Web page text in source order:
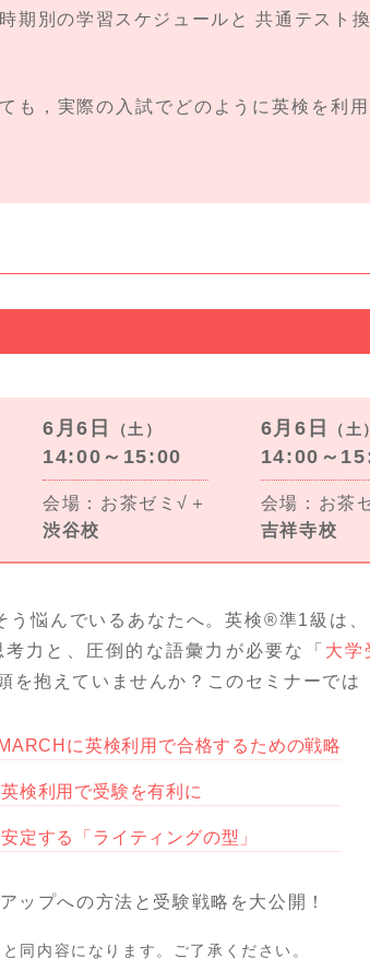
期別の学習スケジュールと 共通テスト
，実際の入試でどのように英検を利
6月6日 （土）
14:00～15:00
会場：お茶ゼミ√＋
渋谷校
6月6日 （土）
14:00～
会場：お茶
吉祥寺校
う悩んでいるあなたへ。英検®準1級は
力と、圧倒的な語彙力が必要な「 大学
を抱えていませんか？このセミナーでは
に英検利用で合格するための戦略
検利用で受験を有利に
定する「ライティングの型」
ップへの方法と受験戦略を大公開！
同内容になります。ご了承ください。